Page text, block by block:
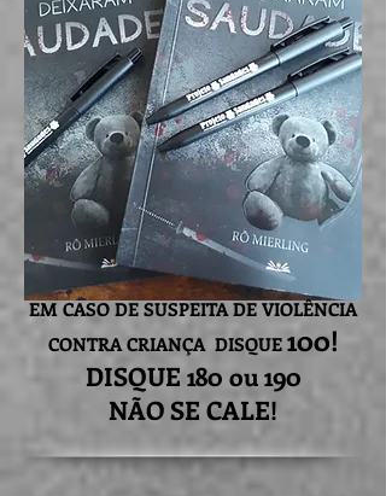
EM CASO DE SUSPEITA DE VIOLÊNCIA
CONTRA CRIANÇA DISQUE 100!
DISQUE 180 ou 190
NÃO SE CALE!